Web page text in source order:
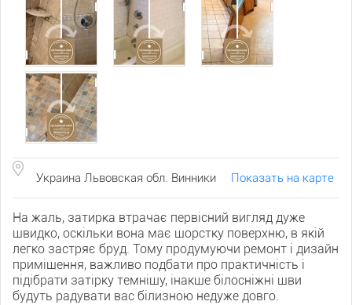
Украина Львовская обл. Винники Показать на карте
На жаль, затирка втрачає первісний вигляд дуже
швидко, оскільки вона має шорстку поверхню, в якій
легко застряє бруд. Тому продумуючи ремонт і дизайн
приміщення, важливо подбати про практичність і
підібрати затірку темнішу, інакше білосніжні шви
будуть радувати вас білизною недуже довго.